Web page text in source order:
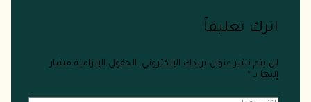
اترك تعليقاً
لن يتم نشر عنوان بريدك الإلكتروني. الحقول الإلزامية مشار
إليها بـ *